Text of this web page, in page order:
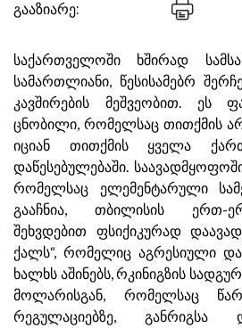
გააზიარე:
საქართველოში ხშირად
სამართლიანი, წესისამებრ
კავშირების მეშვეობით. ეს
ცნობილი, რომელსაც თითქმის
იციან თითქმის ყველა
დაწესებულებაში.
რომელსაც ელემენტარული
გააჩნია, თბილისის ერთ-
შეხვდებით ფსიქიკურად
ქალს“, რომელიც აგრესიული
ხალხს აშინებს, რკინიგზის
მოლარისგან, რომელსაც
რეგულაციებზე, განრიგსა